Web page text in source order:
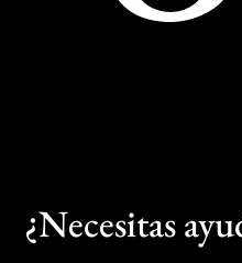
¿Necesitas